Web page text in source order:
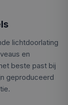
lichtdoorlating
en
beste past bij
geproduceerd